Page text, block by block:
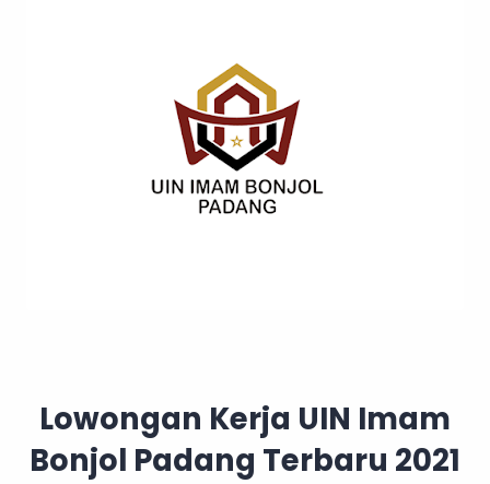
Lowongan Kerja UIN Imam
Bonjol Padang Terbaru 2021